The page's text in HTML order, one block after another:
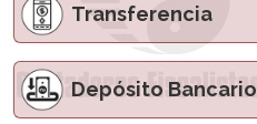
Transferencia
Depósito Bancario